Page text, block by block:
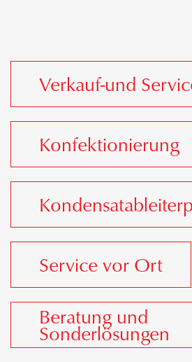
Verkauf-und
Konfektionierung
Service vor Ort
Beratung und
Sonderlösungen